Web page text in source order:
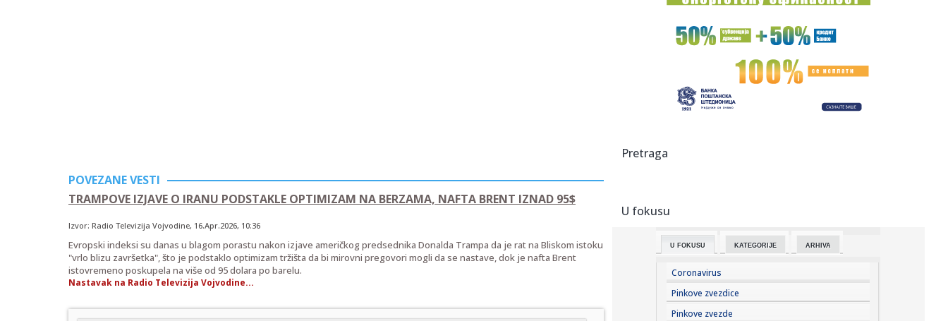
POVEZANE VESTI
TRAMPOVE IZJAVE O IRANU PODSTAKLE OPTIMIZAM NA BERZAMA, NAFTA BRENT IZNAD 95$
Izvor: Radio Televizija Vojvodine, 16.Apr.2026, 10:36
Evropski indeksi su danas u blagom porastu nakon izjave američkog predsednika Donalda Trampa da je rat na Bliskom istoku
"vrlo blizu završetka", što je podstaklo optimizam tržišta da bi mirovni pregovori mogli da se nastave, dok je nafta Brent
istovremeno poskupela na više od 95 dolara po barelu.
Nastavak na Radio Televizija Vojvodine...
"Oluji" u...
11:37:Safari može da otkrije vašu pravu IP adresu čak i kada
koristi...
Iz Partizana u Teleoptik – Saša Ilić "presekao"
11:36:Ćuta osuo paljbu po lažnim studentima: Nije štedeo reči,
11:29:
11:29:
Sombor: Akcija dobrovoljnog davanja krvi 11. avgusta u
11:28:Autorska vođenja kroz izložbu "Uroš Predić u Sentandreji"
u n...
Pretraga
U fokusu
U FOKUSU KATEGORIJE ARHIVA
Coronavirus
Pinkove zvezdice
Pinkove zvezde